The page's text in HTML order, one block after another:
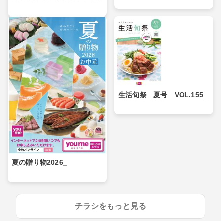
夏の贈り物2026_
生活旬祭 夏号 VOL.155_
チラシをもっと見る